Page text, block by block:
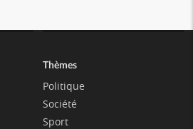
Thèmes
Politique
Société
Sport